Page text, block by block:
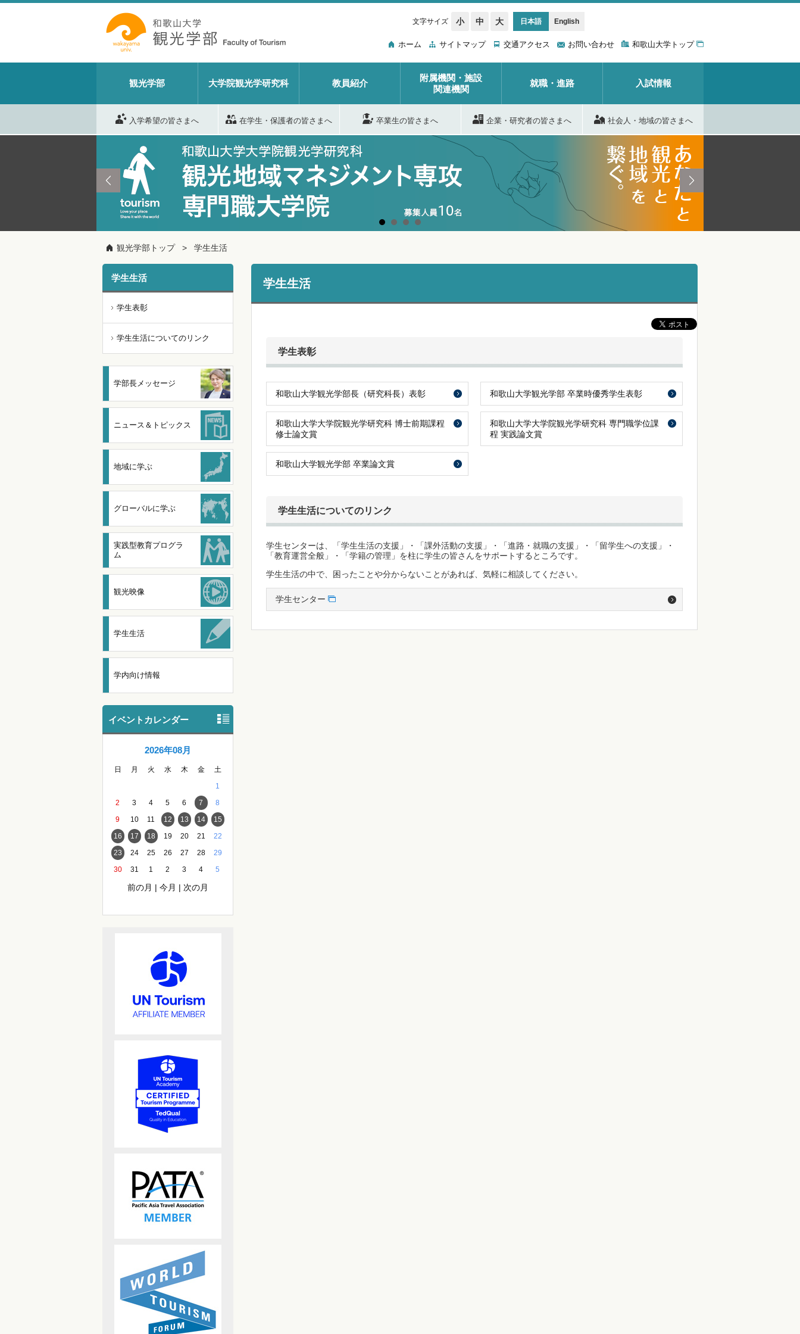
文字サイズ 小 中 大 日本語 English
ホーム サイトマップ 交通アクセス お問い合わせ 和歌山大学トップ
観光学部 大学院観光学研究科 教員紹介
附属機関・施設
関連機関
就職・進路 入試情報
入学希望の皆さまへ 在学生・保護者の皆さまへ 卒業生の皆さまへ 企業・研究者の皆さまへ 社会人・地域の皆さまへ
観光学部トップ 学生生活
学生生活
学生表彰
和歌山大学観光学部長（研究科長）表彰 和歌山大学観光学部 卒業時優秀学生表彰
和歌山大学大学院観光学研究科 博士前期課程
修士論文賞
和歌山大学大学院観光学研究科 専門職学位課
程 実践論文賞
和歌山大学観光学部 卒業論文賞
学生生活についてのリンク
学生センターは、「学生生活の支援」・「課外活動の支援」・「進路・就職の支援」・「留学生への支援」・
「教育運営全般」・「学籍の管理」を柱に学生の皆さんをサポートするところです。
学生生活の中で、困ったことや分からないことがあれば、気軽に相談してください。
学生センター
学生生活
学生表彰
学生生活についてのリンク
学部長メッセージ
ニュース＆トピックス
地域に学ぶ
グローバルに学ぶ
実践型教育プログラ
ム
観光映像
学生生活
学内向け情報
イベントカレンダー
2026年08月
日 月 火 水 木 金
土
1
2
3 4 5 6 7
8
9
10 11 12 13 14
15
16
17 18 19 20 21
22
23
24 25 26 27 28
29
30
31 1 2 3 4 5
前の月 | 今月 | 次の月